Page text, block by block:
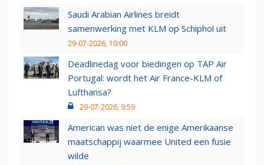
Saudi Arabian Airlines breidt
samenwerking met KLM op Schiphol uit
29-07-2026, 10:00
Deadlinedag voor biedingen op TAP Air
Portugal: wordt het Air France-KLM of
Lufthansa?
29-07-2026, 9:59
American was niet de enige Amerikaanse
maatschappij waarmee United een fusie
wilde